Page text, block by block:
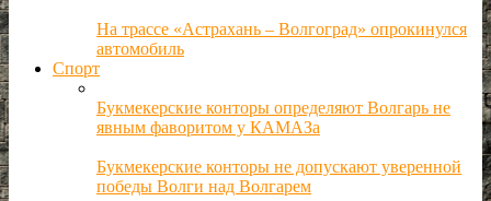
На трассе «Астрахань – Волгоград» опрокинулся
автомобиль
Спорт
Букмекерские конторы определяют Волгарь не
явным фаворитом у КАМАЗа
Букмекерские конторы не допускают уверенной
победы Волги над Волгарем